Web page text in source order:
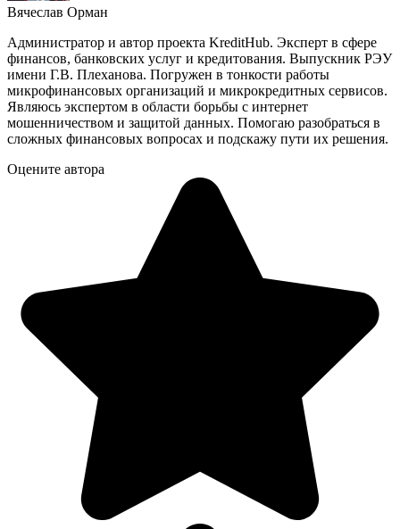
Вячеслав Орман
Администратор и автор проекта KreditHub. Эксперт в сфере
финансов, банковских услуг и кредитования. Выпускник РЭУ
имени Г.В. Плеханова. Погружен в тонкости работы
микрофинансовых организаций и микрокредитных сервисов.
Являюсь экспертом в области борьбы с интернет
мошенничеством и защитой данных. Помогаю разобраться в
сложных финансовых вопросах и подскажу пути их решения.
Оцените автора